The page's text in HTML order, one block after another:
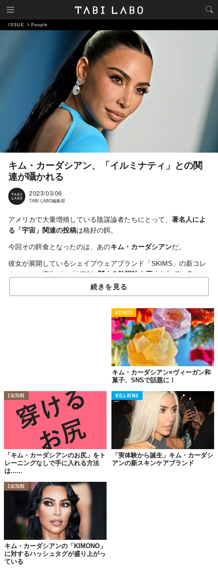
ISSUE People
キム・カーダシアン、「イルミナティ」との関
連が囁かれる
2023/03/06
TABI LABO編集部
アメリカで大量増殖している陰謀論者たちにとって、 著名人によ
る「宇宙」関連の投稿は格好の餌。
今回その餌食となったのは、あのキム・カーダシアンだ。
彼女が展開しているシェイプウェアブランド「SKIMS」の新コレ
クションの広告が、「UFOに関する陰謀論を仄めかしている
」と
水着を着た彼女の後ろに立っているのは、不気味なマスクを被っ
たモデルたちや、宇宙人の風船。
これは「この世のものとは思えない、逸脱したスタイルと色」を
アピールしたキャンペーンなのだが、怪しげな宇宙人らしき描写
に陰謀論者は歓喜。
コメント欄は「
続きを見る
ACTIVITY
キム・カーダシアン×ヴィーガン和
菓子、SNSで話題に！
CULTURE
「キム・カーダシアンのお尻」をト
レーニングなしで手に入れる方法
は......
WELL-BEING
「実体験から誕生」キム・カーダシ
アンの新スキンケアブランド
CULTURE
キム・カーダシアンの「KIMONO」
に対するハッシュタグが盛り上がっ
ている